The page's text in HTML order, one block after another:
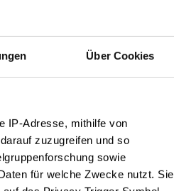
Über Cookies
IP-Adresse, mithilfe von
zuzugreifen und so
sowie
für welche Zwecke nutzt. Sie